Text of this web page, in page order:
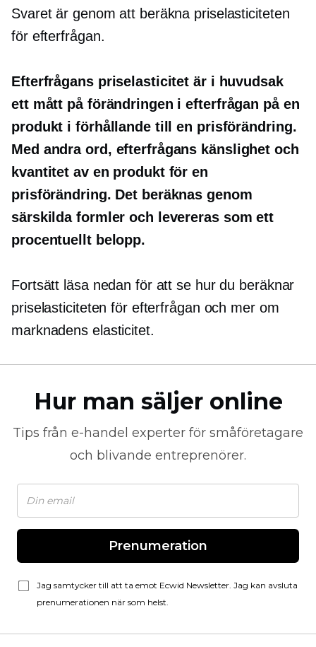
Svaret är genom att beräkna priselasticiteten
för efterfrågan.
Efterfrågans priselasticitet är i huvudsak
ett mått på förändringen i efterfrågan på en
produkt i förhållande till en prisförändring.
Med andra ord, efterfrågans känslighet och
kvantitet av en produkt för en
prisförändring. Det beräknas genom
särskilda formler och levereras som ett
procentuellt belopp.
Fortsätt läsa nedan för att se hur du beräknar
priselasticiteten för efterfrågan och mer om
marknadens elasticitet.
Hur man säljer online
Tips från e-handel experter för småföretagare
och blivande entreprenörer.
Prenumeration
Jag samtycker till att ta emot Ecwid Newsletter. Jag kan avsluta
prenumerationen när som helst.